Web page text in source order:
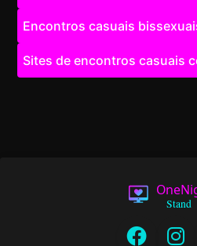
Encontros casuais
Sites de encontros casuais